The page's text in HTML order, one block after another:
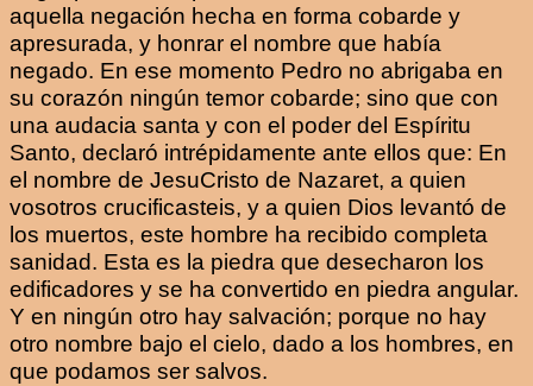
aquella negación hecha en forma cobarde y
apresurada, y honrar el nombre que había
negado. En ese momento Pedro no abrigaba en
su corazón ningún temor cobarde; sino que con
una audacia santa y con el poder del Espíritu
Santo, declaró intrépidamente ante ellos que: En
el nombre de JesuCristo de Nazaret, a quien
vosotros crucificasteis, y a quien Dios levantó de
los muertos, este hombre ha recibido completa
sanidad. Esta es la piedra que desecharon los
edificadores y se ha convertido en piedra angular.
Y en ningún otro hay salvación; porque no hay
otro nombre bajo el cielo, dado a los hombres, en
que podamos ser salvos.